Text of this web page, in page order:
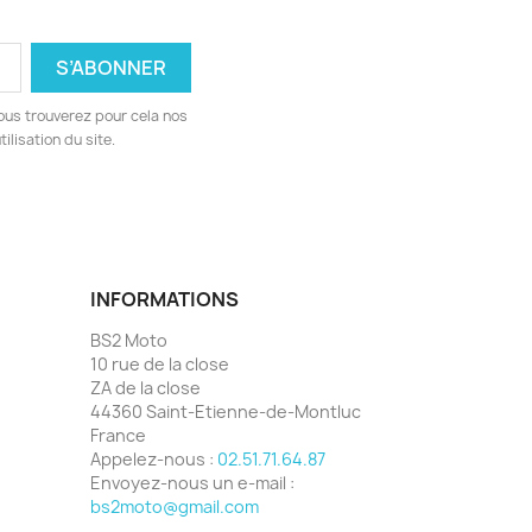
trouverez pour cela nos
du site.
INFORMATIONS
BS2 Moto
10 rue de la close
ZA de la close
44360 Saint-Etienne-de-Montluc
France
Appelez-nous : 02.51.71.64.87
Envoyez-nous un e-mail :
bs2moto@gmail.com